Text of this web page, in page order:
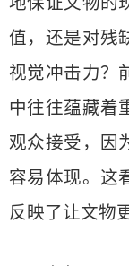
值，还是对残
视觉冲击力？
中往往蕴藏着
观众接受，因
容易体现。这
反映了让文物